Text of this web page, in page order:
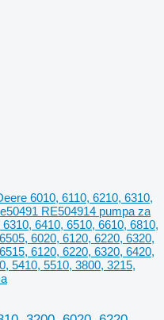
6010, 6110, 6210, 6310,
RE504914 pumpa za
6410, 6510, 6610, 6810,
6020, 6120, 6220, 6320,
6120, 6220, 6320, 6420,
5410, 5510, 3800, 3215,